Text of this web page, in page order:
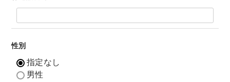
(
須
性別
指定なし
男性